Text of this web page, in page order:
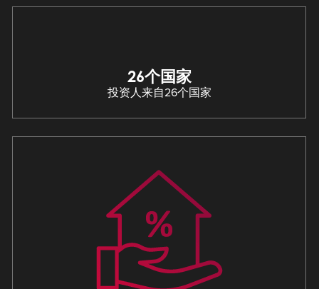
26个国家
投资人来自26个国家